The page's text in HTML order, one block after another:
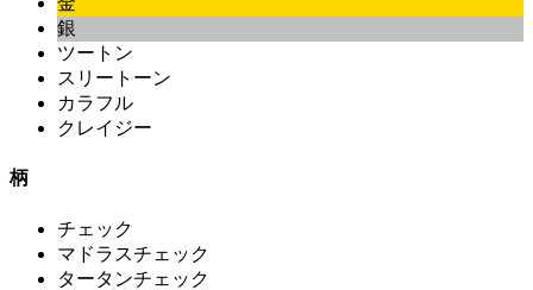
銀
ツートン
スリートーン
カラフル
クレイジー
柄
チェック
マドラスチェック
タータンチェック